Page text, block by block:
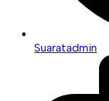
Suaratadmin